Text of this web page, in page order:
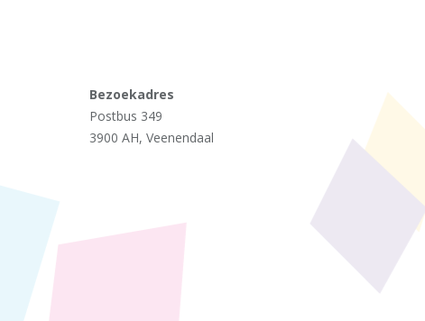
Bezoekadres
Postbus 349
3900 AH, Veenendaal